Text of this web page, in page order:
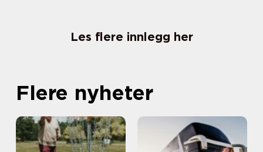
Les flere innlegg her
Flere nyheter